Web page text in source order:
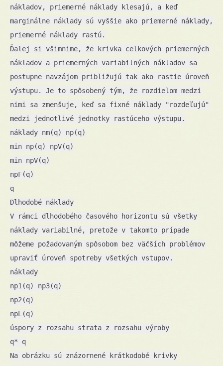
nákladov, priemerné náklady klesajú, a keď
marginálne náklady sú vyššie ako priemerné náklady,
priemerné náklady rastú.
Ďalej si všimnime, že krivka celkových priemerných
nákladov a priemerných variabilných nákladov sa
postupne navzájom približujú tak ako rastie úroveň
výstupu. Je to spôsobený tým, že rozdielom medzi
nimi sa zmenšuje, keď sa fixné náklady "rozdeľujú"
medzi jednotlivé jednotky rastúceho výstupu.
náklady nm(q) np(q)
min np(q) npV(q)
min npV(q)
npF(q)
q
Dlhodobé náklady
V rámci dlhodobého časového horizontu sú všetky
náklady variabilné, pretože v takomto prípade
môžeme požadovaným spôsobom bez väčších problémov
upraviť úroveň spotreby všetkých vstupov.
náklady
np1(q) np3(q)
np2(q)
npL(q)
úspory z rozsahu strata z rozsahu výroby
q* q
Na obrázku sú znázornené krátkodobé krivky